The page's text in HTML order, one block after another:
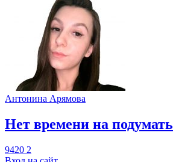
Антонина Арямова
​Нет времени на подумать
9420 2